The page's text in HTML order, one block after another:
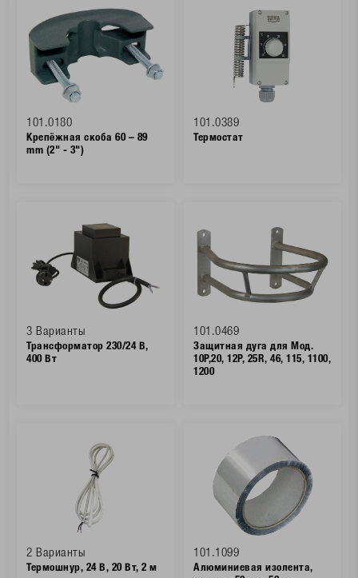
101.0180
Крепёжная скоба 60 – 89
mm (2" - 3")
101.0389
Термостат
3 Варианты
Трансформатор 230/24 В,
400 Вт
101.0469
Защитная дуга для Мод.
10P,20, 12P, 25R, 46, 115, 1100,
1200
2 Варианты
Термошнур, 24 В, 20 Вт, 2 м
101.1099
Алюминиевая изолента,